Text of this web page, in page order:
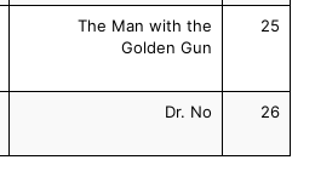
25
The Man with the
Golden Gun
26
Dr. No